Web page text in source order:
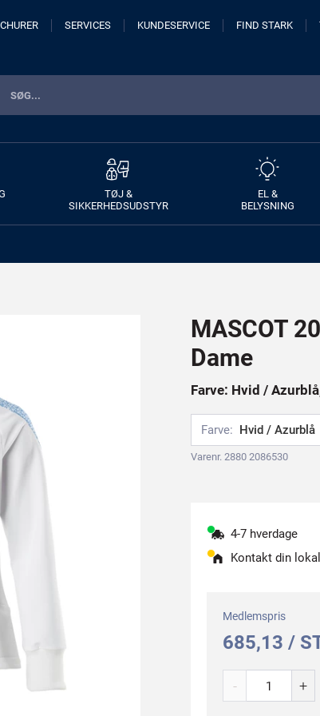
SERVICES KUNDESERVICE FIND STARK
TØJ &
SIKKERHEDSUDSTYR
EL &
BELYSNING
MASCOT
Dame
Farve: Hvid /
Farve: Hvid / Azurblå
Varenr. 2880 2086530
4-7 hverdage
Kontakt din
Medlemspris
685,13 /
- +